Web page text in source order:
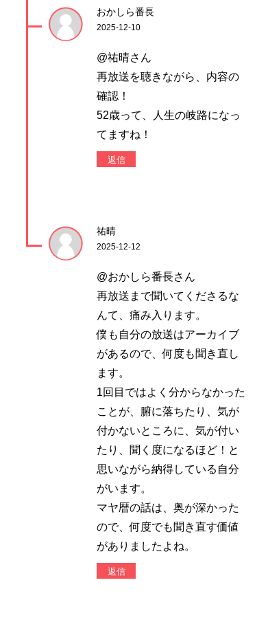
おかしら番長
2025-12-10
@祐晴さん
再放送を聴きながら、内容の
確認！
52歳って、人生の岐路になっ
てますね！
返信
祐晴
2025-12-12
@おかしら番長さん
再放送まで聞いてくださるな
んて、痛み入ります。
僕も自分の放送はアーカイブ
があるので、何度も聞き直し
ます。
1回目ではよく分からなかった
ことが、腑に落ちたり、気が
付かないところに、気が付い
たり、聞く度になるほど！と
思いながら納得している自分
がいます。
マヤ暦の話は、奥が深かった
ので、何度でも聞き直す価値
がありましたよね。
返信